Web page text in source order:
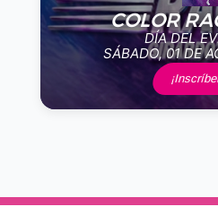
COLOR
DÍA DEL
SÁBADO, 01 DE